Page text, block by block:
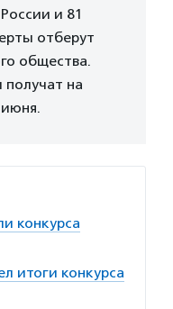
и 81
отберут
общества.
получат на
конкурса
итоги конкурса